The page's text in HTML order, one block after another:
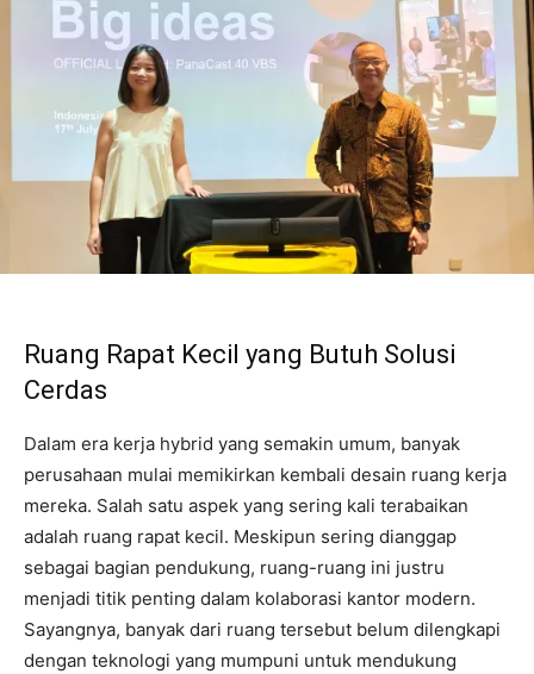
Ruang Rapat Kecil yang Butuh Solusi
Cerdas
Dalam era kerja hybrid yang semakin umum, banyak
perusahaan mulai memikirkan kembali desain ruang kerja
mereka. Salah satu aspek yang sering kali terabaikan
adalah ruang rapat kecil. Meskipun sering dianggap
sebagai bagian pendukung, ruang-ruang ini justru
menjadi titik penting dalam kolaborasi kantor modern.
Sayangnya, banyak dari ruang tersebut belum dilengkapi
dengan teknologi yang mumpuni untuk mendukung